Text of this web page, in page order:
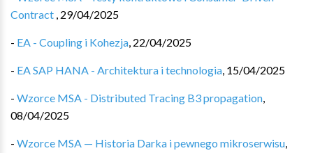
Contract , 29/04/2025
- EA - Coupling i Kohezja, 22/04/2025
- EA SAP HANA - Architektura i technologia, 15/04/2025
- Wzorce MSA - Distributed Tracing B3 propagation,
08/04/2025
- Wzorce MSA — Historia Darka i pewnego mikroserwisu,